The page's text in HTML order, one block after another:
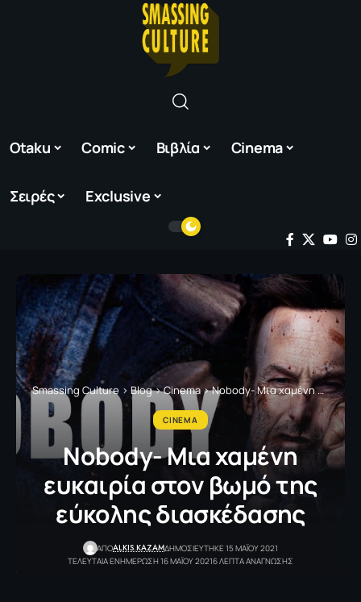
Otaku Comic Βιβλία Cinema
Σειρές Exclusive
Smassing Culture > Blog>Cinema>Nobody- Μια χαμένη ευκαιρία στον βωμό της εύκολης διασκέδασης
CINEMA
Nobody- Μια χαμένη
ευκαιρία στον βωμό της
εύκολης διασκέδασης
ΑΠΟALKIS.KAZAMΔΗΜΟΣΙΕΥΤΗΚΕ 15 ΜΑΪΟΥ 2021
ΤΕΛΕΥΤΑΙΑ ΕΝΗΜΕΡΩΣΗ 16 ΜΑΪΟΥ 20216 ΛΕΠΤΑ ΑΝΑΓΝΩΣΗΣ